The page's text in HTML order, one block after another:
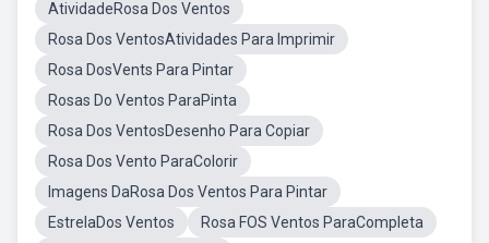
AtividadeRosa Dos Ventos
Rosa Dos VentosAtividades Para Imprimir
Rosa DosVents Para Pintar
Rosas Do Ventos ParaPinta
Rosa Dos VentosDesenho Para Copiar
Rosa Dos Vento ParaColorir
Imagens DaRosa Dos Ventos Para Pintar
EstrelaDos Ventos
Rosa FOS Ventos ParaCompleta